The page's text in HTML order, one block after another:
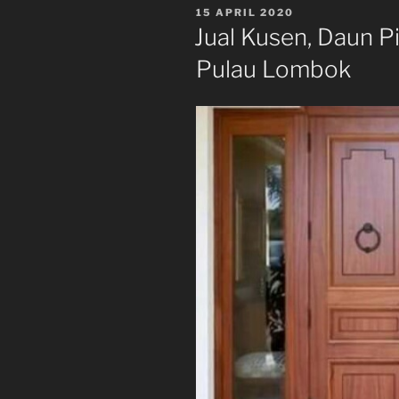
DIPOSKAN
PADA
15 APRIL 2020
Jual Kusen, Daun
Pulau Lombok